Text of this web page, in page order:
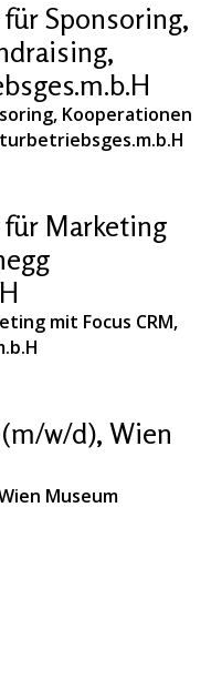
Sponsoring,
Kooperationen
Marketing
mit Focus CRM,
w/d), Wien
Museum